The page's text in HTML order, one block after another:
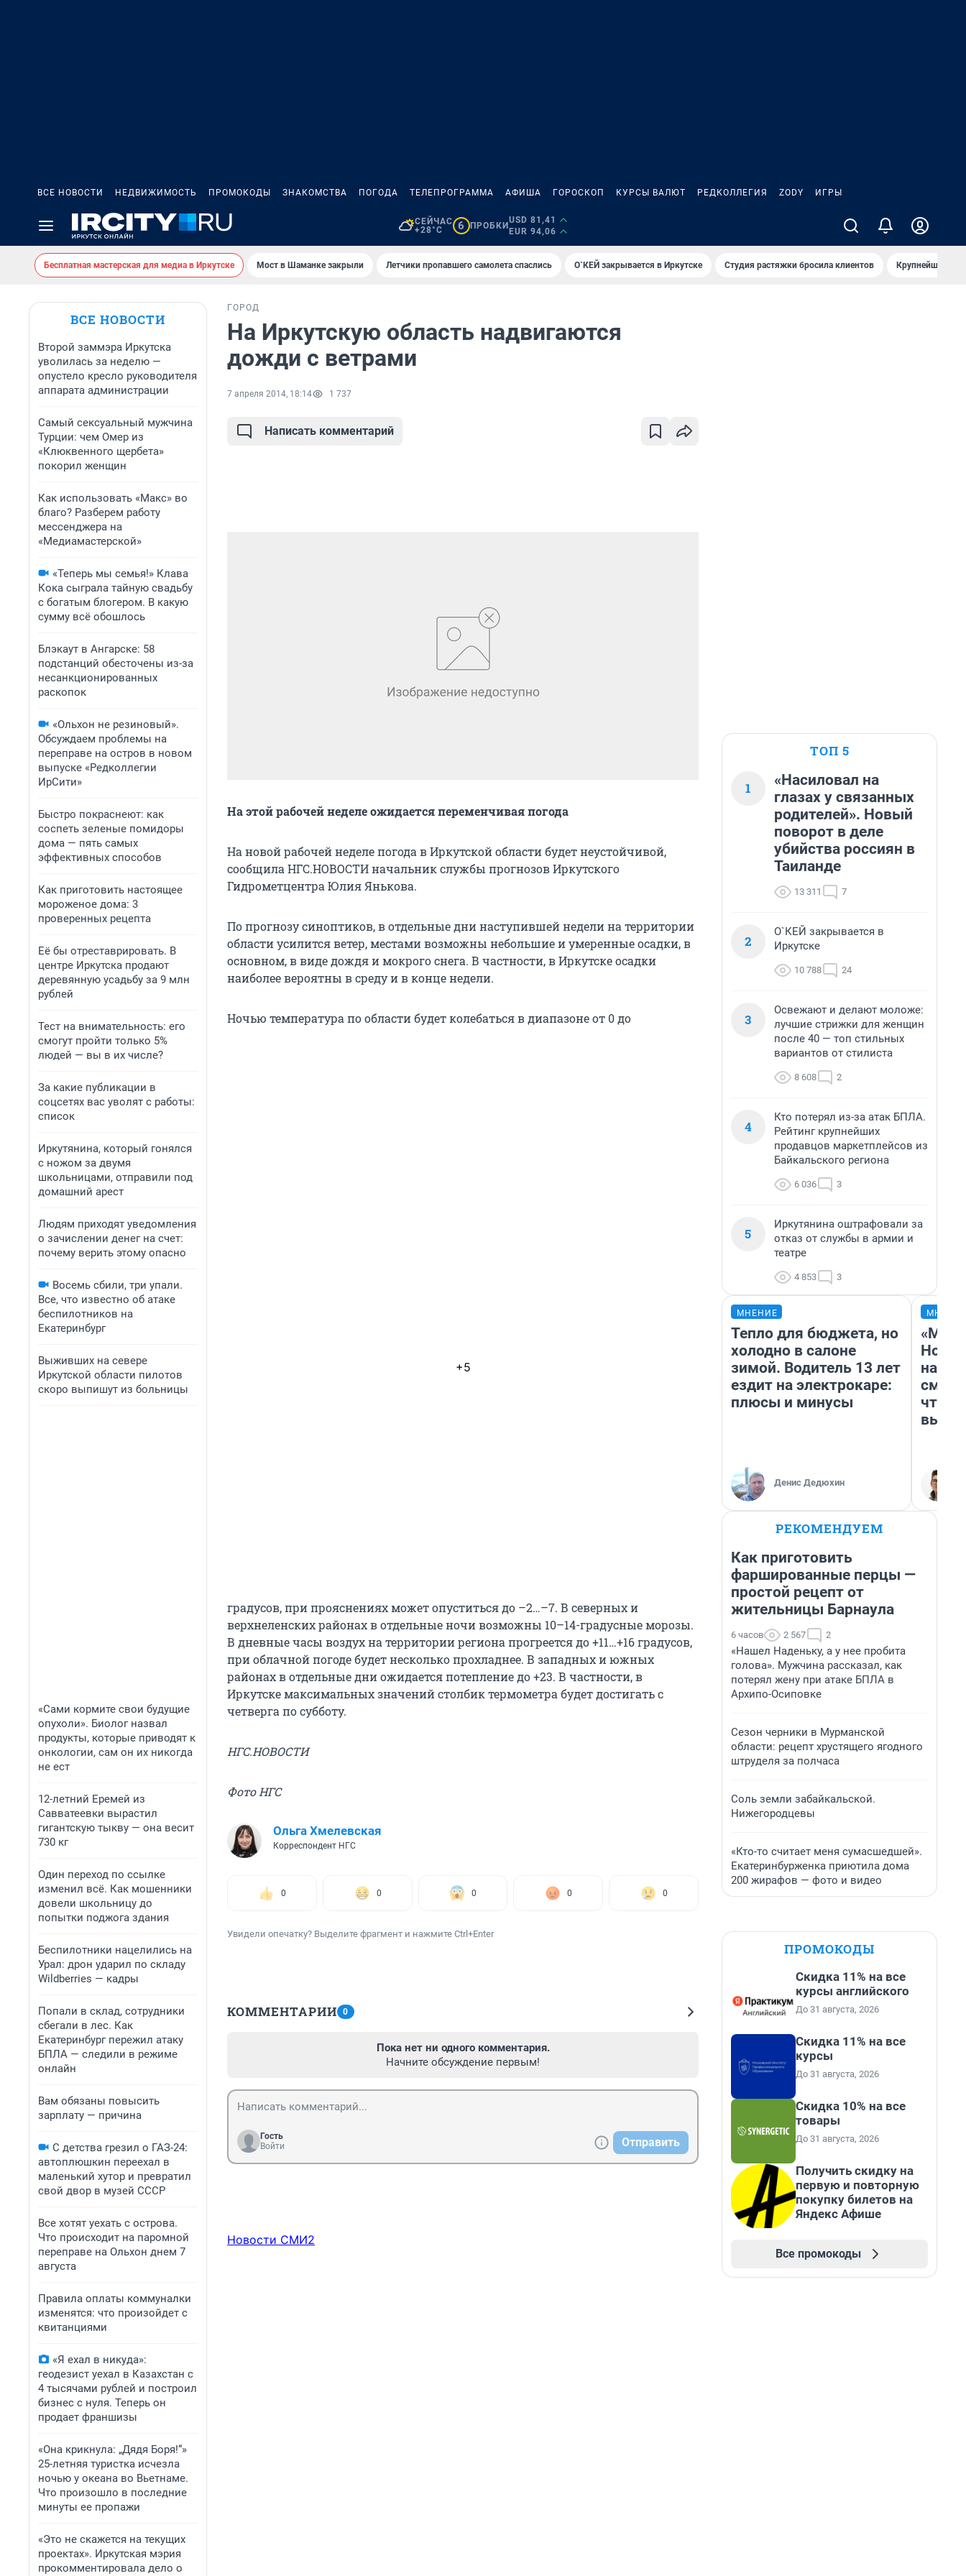
ВСЕ НОВОСТИ НЕДВИЖИМОСТЬ ПРОМОКОДЫ ЗНАКОМСТВА ПОГОДА ТЕЛЕПРОГРАММА АФИША ГОРОСКОП КУРСЫ ВАЛЮТ РЕДКОЛЛЕГИЯ ZODY ИГРЫ
СЕЙЧАС
+28°C
6 ПРОБКИ
USD 81,41
EUR 94,06
Бесплатная мастерская для медиа в Иркутске Мост в Шаманке закрыли Летчики пропавшего самолета спаслись О`КЕЙ закрывается в Иркутске Студия растяжки бросила клиентов Крупнейшие
ВСЕ НОВОСТИ
Второй заммэра Иркутска
уволилась за неделю —
опустело кресло руководителя
аппарата администрации
Самый сексуальный мужчина
Турции: чем Омер из
«Клюквенного щербета»
покорил женщин
Как использовать «Макс» во
благо? Разберем работу
мессенджера на
«Медиамастерской»
«Теперь мы семья!» Клава
Кока сыграла тайную свадьбу
с богатым блогером. В какую
сумму всё обошлось
Блэкаут в Ангарске: 58
подстанций обесточены из-за
несанкционированных
раскопок
«Ольхон не резиновый».
Обсуждаем проблемы на
переправе на остров в новом
выпуске «Редколлегии
ИрСити»
Быстро покраснеют: как
соспеть зеленые помидоры
дома — пять самых
эффективных способов
Как приготовить настоящее
мороженое дома: 3
проверенных рецепта
Её бы отреставрировать. В
центре Иркутска продают
деревянную усадьбу за 9 млн
рублей
Тест на внимательность: его
смогут пройти только 5%
людей — вы в их числе?
За какие публикации в
соцсетях вас уволят с работы:
список
Иркутянина, который гонялся
с ножом за двумя
школьницами, отправили под
домашний арест
Людям приходят уведомления
о зачислении денег на счет:
почему верить этому опасно
Восемь сбили, три упали.
Все, что известно об атаке
беспилотников на
Екатеринбург
Выживших на севере
Иркутской области пилотов
скоро выпишут из больницы
«Сами кормите свои будущие
опухоли». Биолог назвал
продукты, которые приводят к
онкологии, сам он их никогда
не ест
12-летний Еремей из
Савватеевки вырастил
гигантскую тыкву — она весит
730 кг
Один переход по ссылке
изменил всё. Как мошенники
довели школьницу до
попытки поджога здания
Беспилотники нацелились на
Урал: дрон ударил по складу
Wildberries — кадры
Попали в склад, сотрудники
сбегали в лес. Как
Екатеринбург пережил атаку
БПЛА — следили в режиме
онлайн
Вам обязаны повысить
зарплату — причина
С детства грезил о ГАЗ-24:
автоплюшкин переехал в
маленький хутор и превратил
свой двор в музей СССР
Все хотят уехать с острова.
Что происходит на паромной
переправе на Ольхон днем 7
августа
Правила оплаты коммуналки
изменятся: что произойдет с
квитанциями
«Я ехал в никуда»:
геодезист уехал в Казахстан с
4 тысячами рублей и построил
бизнес с нуля. Теперь он
продает франшизы
«Она крикнула: „Дядя Боря!“»
25-летняя туристка исчезла
ночью у океана во Вьетнаме.
Что произошло в последние
минуты ее пропажи
«Это не скажется на текущих
проектах». Иркутская мэрия
прокомментировала дело о
ГОРОД
На Иркутскую область надвигаются
дожди с ветрами
7 апреля 2014, 18:14 1 737
Написать комментарий
На этой рабочей неделе ожидается переменчивая погода
На новой рабочей неделе погода в Иркутской области будет неустойчивой,
сообщила НГС.НОВОСТИ начальник службы прогнозов Иркутского
Гидрометцентра Юлия Янькова.
По прогнозу синоптиков, в отдельные дни наступившей недели на территории
области усилится ветер, местами возможны небольшие и умеренные осадки, в
основном, в виде дождя и мокрого снега. В частности, в Иркутске осадки
наиболее вероятны в среду и в конце недели.
Ночью температура по области будет колебаться в диапазоне от 0 до
+5
градусов, при прояснениях может опуститься до –2…–7. В северных и
верхнеленских районах в отдельные ночи возможны 10–14-градусные морозы.
В дневные часы воздух на территории региона прогреется до +11…+16 градусов,
при облачной погоде будет несколько прохладнее. В западных и южных
районах в отдельные дни ожидается потепление до +23. В частности, в
Иркутске максимальных значений столбик термометра будет достигать с
четверга по субботу.
НГС.НОВОСТИ
Фото НГС
Ольга Хмелевская
Корреспондент НГС
0 0 0 0 0
Увидели опечатку? Выделите фрагмент и нажмите Ctrl+Enter
КОММЕНТАРИИ 0
Пока нет ни одного комментария.
Начните обсуждение первым!
Гость
Войти
Отправить
Новости СМИ2
ТОП 5
1
«Насиловал на
глазах у связанных
родителей». Новый
поворот в деле
убийства россиян в
Таиланде
13 311 7
2
О`КЕЙ закрывается в
Иркутске
10 788 24
3
Освежают и делают моложе:
лучшие стрижки для женщин
после 40 — топ стильных
вариантов от стилиста
8 608 2
4
Кто потерял из-за атак БПЛА.
Рейтинг крупнейших
продавцов маркетплейсов из
Байкальского региона
6 036 3
5
Иркутянина оштрафовали за
отказ от службы в армии и
театре
4 853 3
МНЕНИЕ
Тепло для бюджета, но
холодно в салоне
зимой. Водитель 13 лет
ездит на электрокаре:
плюсы и минусы
Денис Дедюхин
«Мы
РЕКОМЕНДУЕМ
Как приготовить
фаршированные перцы —
простой рецепт от
жительницы Барнаула
6 часов 2 567 2
«Нашел Наденьку, а у нее пробита
голова». Мужчина рассказал, как
потерял жену при атаке БПЛА в
Архипо-Осиповке
Сезон черники в Мурманской
области: рецепт хрустящего ягодного
штруделя за полчаса
Соль земли забайкальской.
Нижегородцевы
«Кто-то считает меня сумасшедшей».
Екатеринбурженка приютила дома
200 жирафов — фото и видео
ПРОМОКОДЫ
Скидка 11% на все
курсы английского
До 31 августа, 2026
Скидка 11% на все
курсы
До 31 августа, 2026
Скидка 10% на все
товары
До 31 августа, 2026
Получить скидку на
первую и повторную
покупку билетов на
Яндекс Афише
Все промокоды